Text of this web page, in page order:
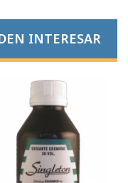
INTERESAR